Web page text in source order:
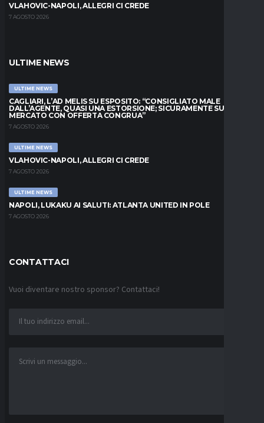
VLAHOVIC-NAPOLI, ALLEGRI CI CREDE
7 AGOSTO 2026
ULTIME NEWS
ULTIME NEWS
CAGLIARI, L’AD MELIS SU ESPOSITO: “CONSIGLIATO MALE
DALL’AGENTE, QUASI UNA ESTORSIONE; SICURAMENTE SUL
MERCATO CON OFFERTA CONGRUA”
7 AGOSTO 2026
ULTIME NEWS
VLAHOVIC-NAPOLI, ALLEGRI CI CREDE
7 AGOSTO 2026
ULTIME NEWS
NAPOLI, LUKAKU AI SALUTI: ATLANTA UNITED IN POLE
7 AGOSTO 2026
CONTATTACI
Vuoi diventare nostro sponsor? Contattaci!